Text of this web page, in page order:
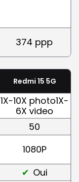
374 ppp
Redmi 15 5G
1X-10X photo1X-
6X video
50
1080P
Oui